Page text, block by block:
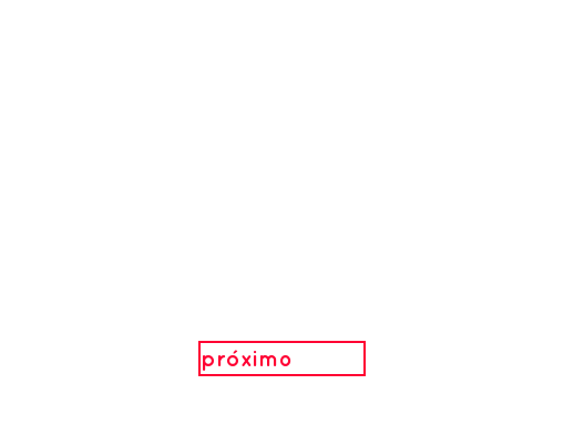
próximo